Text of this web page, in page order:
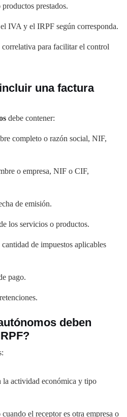
prestados.
IVA y el IRPF según corresponda.
correlativa para facilitar el control
una factura
debe contener:
completo o razón social, NIF,
o empresa, NIF o CIF,
de emisión.
los servicios o productos.
de impuestos aplicables
pago.
deben
la actividad económica y tipo
el receptor es otra empresa o